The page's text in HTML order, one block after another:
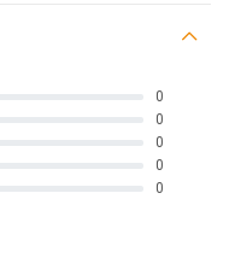
0
0
0
0
0